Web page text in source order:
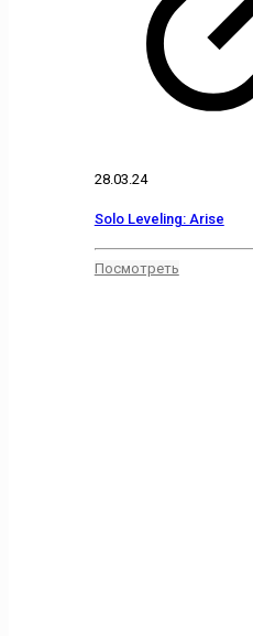
28.03.24
Solo Leveling: Arise
Посмотреть